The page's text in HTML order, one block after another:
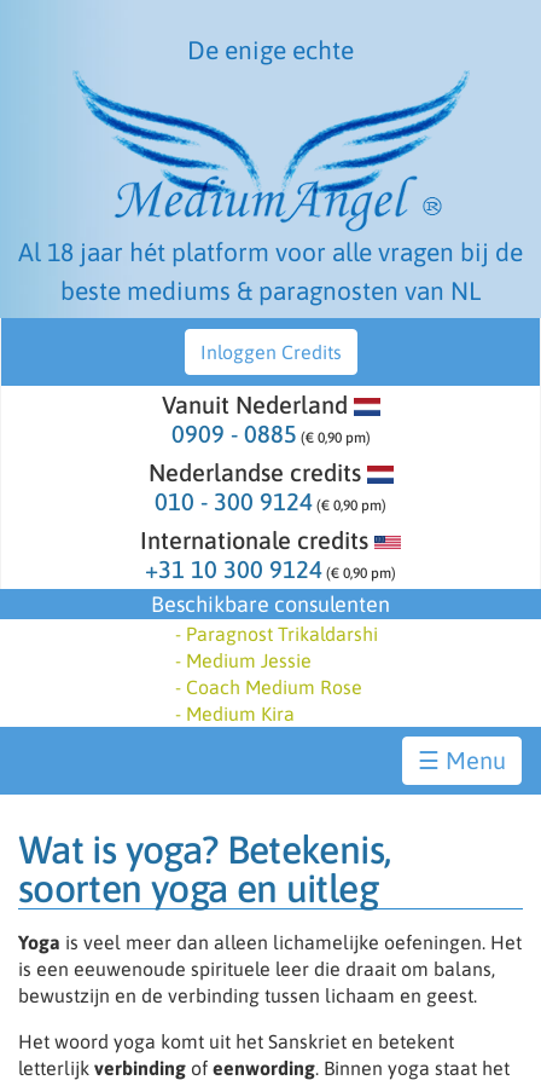
De enige echte
Al 18 jaar hét platform voor alle vragen bij de
beste mediums & paragnosten van NL
Inloggen Credits
Vanuit Nederland
0909 - 0885 (€ 0,90 pm)
Nederlandse credits
010 - 300 9124 (€ 0,90 pm)
Internationale credits
+31 10 300 9124 (€ 0,90 pm)
Beschikbare consulenten
- Paragnost Trikaldarshi
- Medium Jessie
- Coach Medium Rose
- Medium Kira
☰
Wat is yoga? Betekenis,
soorten yoga en uitleg
Yoga is veel meer dan alleen lichamelijke oefeningen. Het
is een eeuwenoude spirituele leer die draait om balans,
bewustzijn en de verbinding tussen lichaam en geest.
Het woord yoga komt uit het Sanskriet en betekent
letterlijk verbinding of eenwording. Binnen yoga staat het